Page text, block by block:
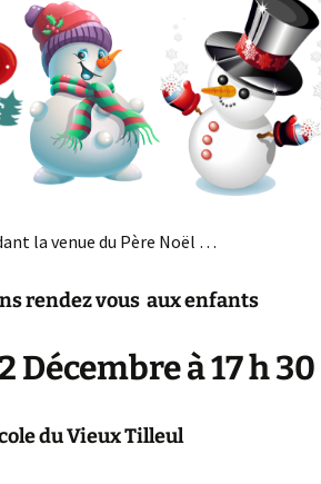
la venue du Père Noël …
rendez vous aux enfants
Décembre à 17 h 30
du Vieux Tilleul